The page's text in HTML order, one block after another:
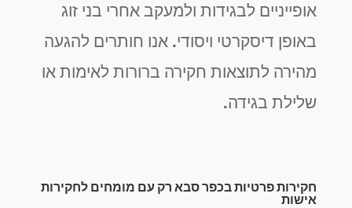
אופייניים לבגידות ולמעקב אחרי בני זוג
באופן דיסקרטי ויסודי. אנו חותרים להגעה
מהירה לתוצאות חקירה ברורות לאימות או
שלילת בגידה.
חקירות פרטיות בכפר סבא רק עם מומחים לחקירות
אישות